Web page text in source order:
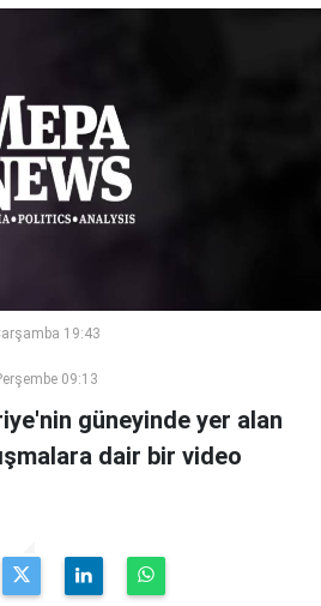
19:43
09:13
güneyinde yer alan
dair bir video